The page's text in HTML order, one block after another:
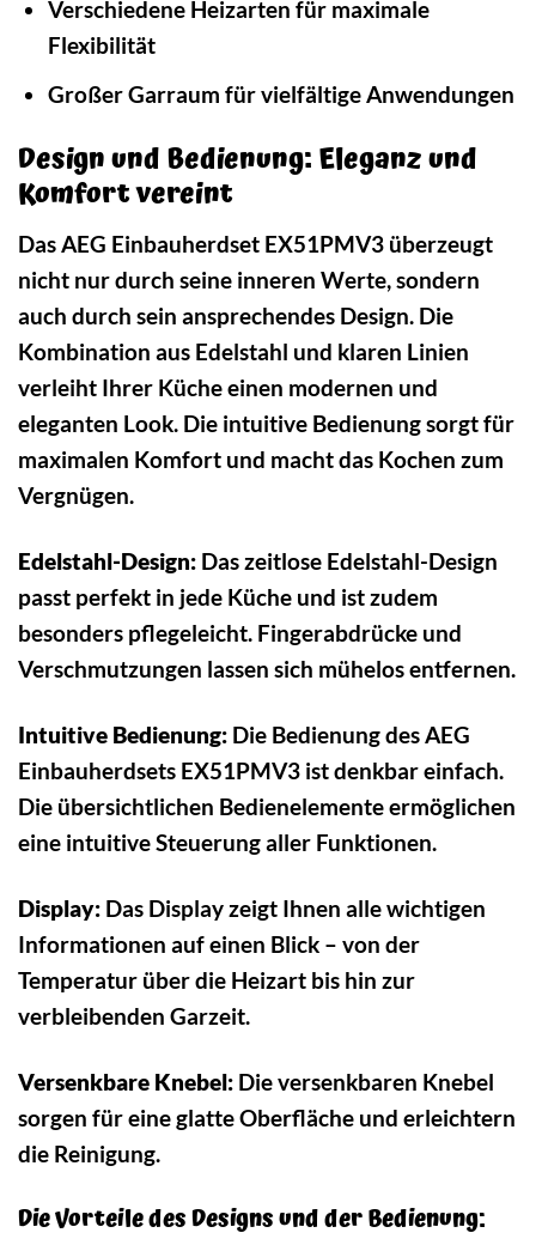
Verschiedene Heizarten für maximale
Flexibilität
Großer Garraum für vielfältige Anwendungen
Design und Bedienung: Eleganz und
Komfort vereint
Das AEG Einbauherdset EX51PMV3 überzeugt
nicht nur durch seine inneren Werte, sondern
auch durch sein ansprechendes Design. Die
Kombination aus Edelstahl und klaren Linien
verleiht Ihrer Küche einen modernen und
eleganten Look. Die intuitive Bedienung sorgt für
maximalen Komfort und macht das Kochen zum
Vergnügen.
Edelstahl-Design: Das zeitlose Edelstahl-Design
passt perfekt in jede Küche und ist zudem
besonders pflegeleicht. Fingerabdrücke und
Verschmutzungen lassen sich mühelos entfernen.
Intuitive Bedienung: Die Bedienung des AEG
Einbauherdsets EX51PMV3 ist denkbar einfach.
Die übersichtlichen Bedienelemente ermöglichen
eine intuitive Steuerung aller Funktionen.
Display: Das Display zeigt Ihnen alle wichtigen
Informationen auf einen Blick – von der
Temperatur über die Heizart bis hin zur
verbleibenden Garzeit.
Versenkbare Knebel: Die versenkbaren Knebel
sorgen für eine glatte Oberfläche und erleichtern
die Reinigung.
Die Vorteile des Designs und der Bedienung: